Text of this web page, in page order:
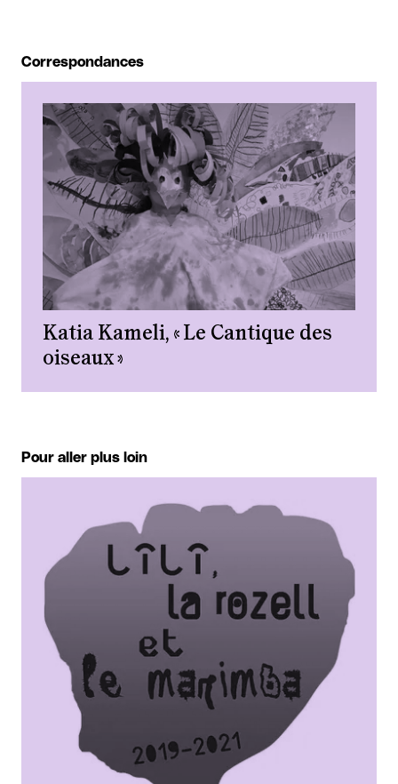
Correspondances
Katia Kameli, « Le Cantique des
oiseaux »
Pour aller plus loin